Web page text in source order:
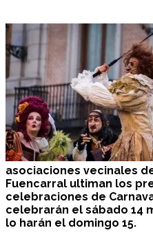
asociaciones vecinales
Fuencarral ultiman los
celebraciones de
celebrarán el sábado 14
lo harán el domingo 15.